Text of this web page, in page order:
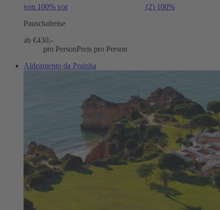
von 100% vor (2) 100%
Pauschalreise
ab €430,-
pro PersonPreis pro Person
Aldeamento da Prainha